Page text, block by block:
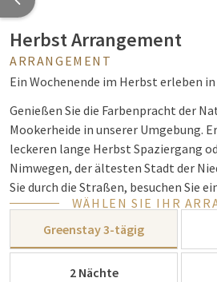
Herbst Arrangement
ARRANGEMENT
Ein Wochenende im Herbst erleben
Genießen Sie die Farbenpracht der
Mookerheide in unserer Umgebung.
leckeren lange Herbst Spaziergang
Nimwegen, der ältesten Stadt der
Sie durch die Straßen, besuchen Sie
oder trink eine heiße Schokolade mit
Hände zu wärmen.
Abends können Sie in unserem
Gänge-Menü genießen und am
WÄHLEN SIE IHR
Greenstay 3-tägig
2 Nächte